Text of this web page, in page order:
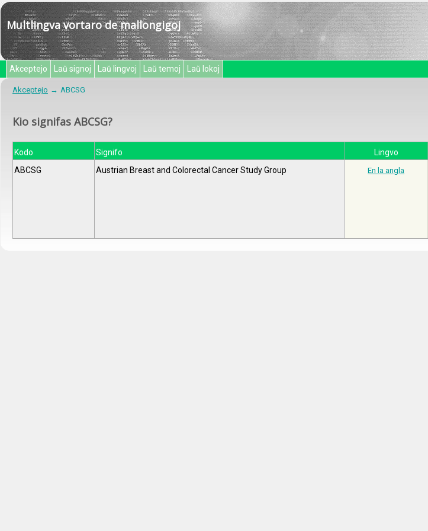
Multlingva vortaro de mallongigoj
Akceptejo Laŭ signoj Laŭ lingvoj Laŭ temoj Laŭ lokoj
Akceptejo ABCSG
Kio signifas ABCSG?
Kodo Signifo Lingvo
ABCSG
Austrian Breast and Colorectal Cancer Study Group En la angla